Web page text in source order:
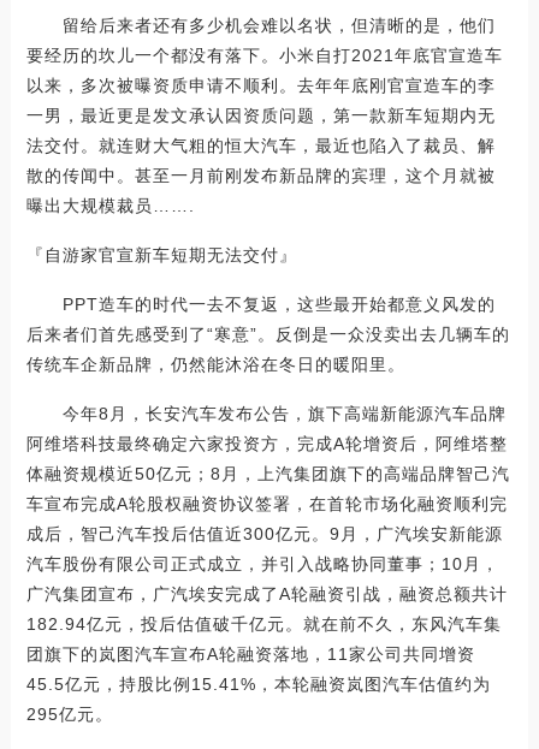
留给后来者还有多少机会难以名状，但清晰的是，他们
要经历的坎儿一个都没有落下。小米自打2021年底官宣造车
以来，多次被曝资质申请不顺利。去年年底刚官宣造车的李
一男，最近更是发文承认因资质问题，第一款新车短期内无
法交付。就连财大气粗的恒大汽车，最近也陷入了裁员、解
散的传闻中。甚至一月前刚发布新品牌的宾理，这个月就被
曝出大规模裁员…….
『自游家官宣新车短期无法交付』
PPT造车的时代一去不复返，这些最开始都意义风发的
后来者们首先感受到了“寒意”。反倒是一众没卖出去几辆车的
传统车企新品牌，仍然能沐浴在冬日的暖阳里。
今年8月，长安汽车发布公告，旗下高端新能源汽车品牌
阿维塔科技最终确定六家投资方，完成A轮增资后，阿维塔整
体融资规模近50亿元；8月，上汽集团旗下的高端品牌智己汽
车宣布完成A轮股权融资协议签署，在首轮市场化融资顺利完
成后，智己汽车投后估值近300亿元。9月，广汽埃安新能源
汽车股份有限公司正式成立，并引入战略协同董事；10月，
广汽集团宣布，广汽埃安完成了A轮融资引战，融资总额共计
182.94亿元，投后估值破千亿元。就在前不久，东风汽车集
团旗下的岚图汽车宣布A轮融资落地，11家公司共同增资
45.5亿元，持股比例15.41%，本轮融资岚图汽车估值约为
295亿元。